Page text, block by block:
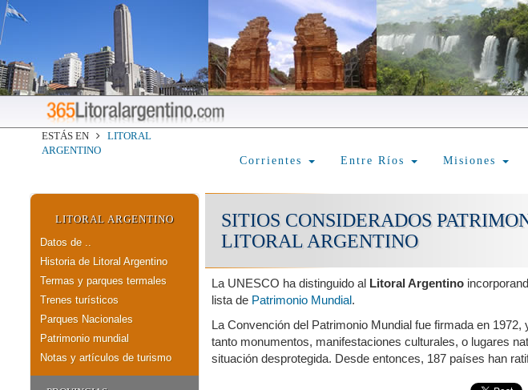
ESTÁS EN
LITORAL
ARGENTINO
Corrientes
Entre Ríos Misiones
LITORAL ARGENTINO
Datos de ..
Historia de Litoral Argentino
Termas y parques termales
Trenes turísticos
Parques Nacionales
Patrimonio mundial
Notas y artículos de turismo
SITIOS CONSIDERADOS
LITORAL ARGENTINO
La UNESCO ha distinguido al Litoral Argentino
lista de Patrimonio Mundial.
La Convención del Patrimonio Mundial fue firmada en
tanto monumentos, manifestaciones culturales, o lugares
situación desprotegida. Desde entonces, 187 países han